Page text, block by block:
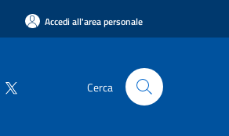
Accedi all'area personale
Cerca